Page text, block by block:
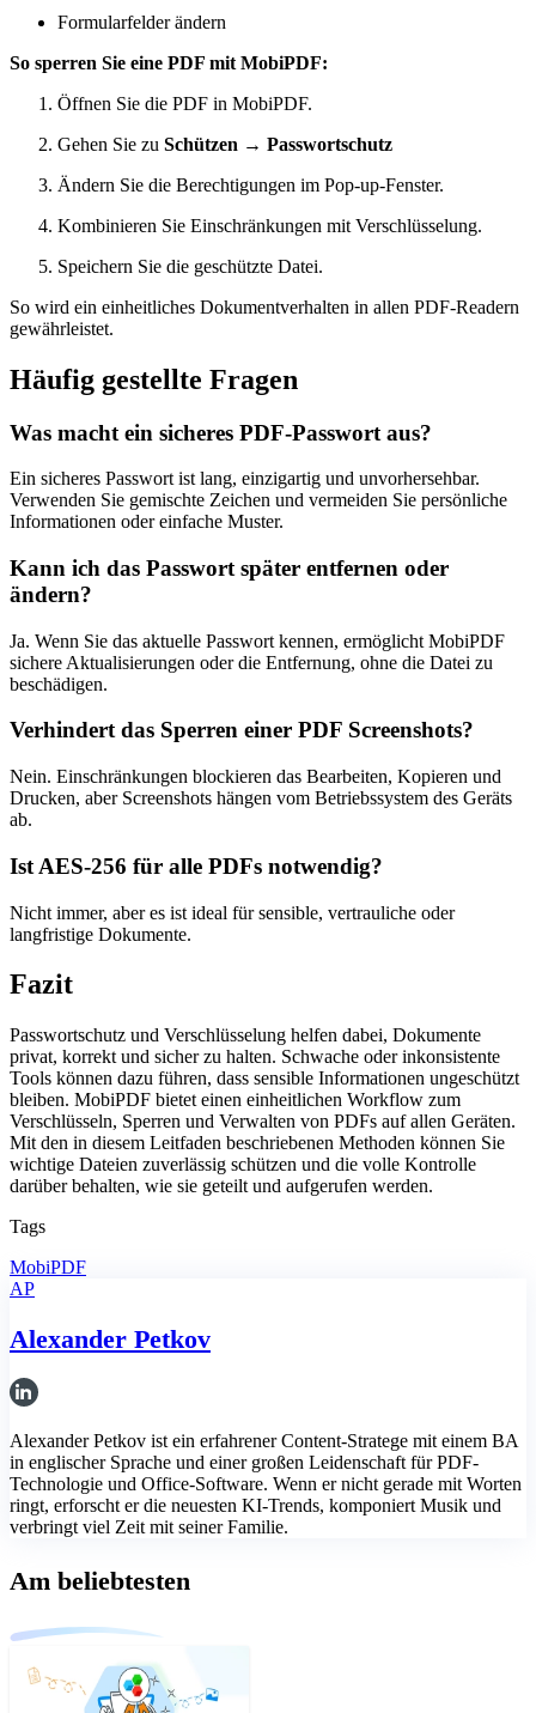
Formularfelder ändern
So sperren Sie eine PDF mit MobiPDF:
Öffnen Sie die PDF in MobiPDF.
Gehen Sie zu Schützen → Passwortschutz
Ändern Sie die Berechtigungen im Pop-up-Fenster.
Kombinieren Sie Einschränkungen mit Verschlüsselung.
Speichern Sie die geschützte Datei.
So wird ein einheitliches Dokumentverhalten in allen PDF-Readern
gewährleistet.
Häufig gestellte Fragen
Was macht ein sicheres PDF-Passwort aus?
Ein sicheres Passwort ist lang, einzigartig und unvorhersehbar.
Verwenden Sie gemischte Zeichen und vermeiden Sie persönliche
Informationen oder einfache Muster.
Kann ich das Passwort später entfernen oder
ändern?
Ja. Wenn Sie das aktuelle Passwort kennen, ermöglicht MobiPDF
sichere Aktualisierungen oder die Entfernung, ohne die Datei zu
beschädigen.
Verhindert das Sperren einer PDF Screenshots?
Nein. Einschränkungen blockieren das Bearbeiten, Kopieren und
Drucken, aber Screenshots hängen vom Betriebssystem des Geräts
ab.
Ist AES-256 für alle PDFs notwendig?
Nicht immer, aber es ist ideal für sensible, vertrauliche oder
langfristige Dokumente.
Fazit
Passwortschutz und Verschlüsselung helfen dabei, Dokumente
privat, korrekt und sicher zu halten. Schwache oder inkonsistente
Tools können dazu führen, dass sensible Informationen ungeschützt
bleiben. MobiPDF bietet einen einheitlichen Workflow zum
Verschlüsseln, Sperren und Verwalten von PDFs auf allen Geräten.
Mit den in diesem Leitfaden beschriebenen Methoden können Sie
wichtige Dateien zuverlässig schützen und die volle Kontrolle
darüber behalten, wie sie geteilt und aufgerufen werden.
Tags
MobiPDF
AP
Alexander Petkov
Alexander Petkov ist ein erfahrener Content-Stratege mit einem BA
in englischer Sprache und einer großen Leidenschaft für PDF-
Technologie und Office-Software. Wenn er nicht gerade mit Worten
ringt, erforscht er die neuesten KI-Trends, komponiert Musik und
verbringt viel Zeit mit seiner Familie.
Am beliebtesten